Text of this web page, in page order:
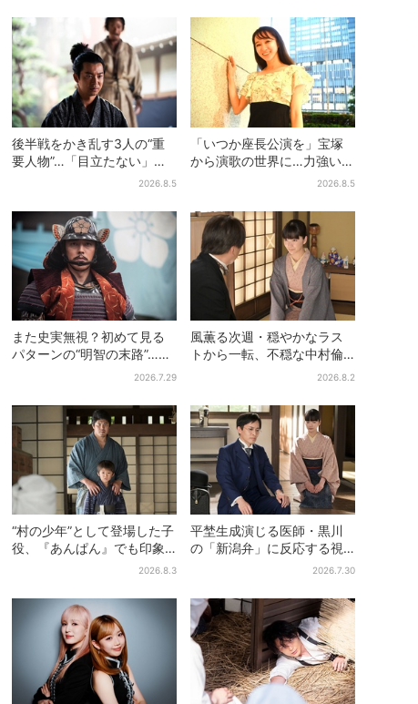
後半戦をかき乱す3人の“重
要人物”…「目立たない」主
人公・仲野太賀も、モブキ
2026.8.5
「いつか座長公演を」宝塚
から演歌の世界に…力強いコ
ブシで聴かせる有沙瞳の目
2026.8.5
また史実無視？初めて見る
パターンの“明智の末路”…実
は、ありえなくもない！？
2026.7.29
風薫る次週・穏やかなラス
トから一転、不穏な中村倫
也の登場に視聴者期待「い
2026.8.2
“村の少年”として登場した子
役、『あんぱん』でも印象
的だった…視聴者驚き「どう
2026.8.3
平埜生成演じる医師・黒川
の「新潟弁」に反応する視
聴者続出「グッときた」2026.7.30